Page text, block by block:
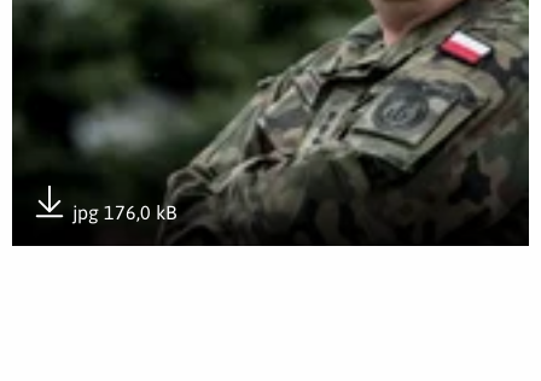
jpg 176,0 kB
Pobierz załącznik